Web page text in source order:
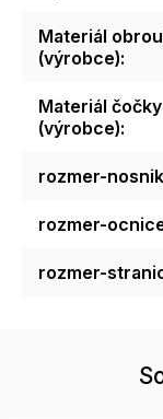
Materiál
(výrobce):
Materiál čočky
(výrobce):
rozmer-nosnik
rozmer-
rozmer-